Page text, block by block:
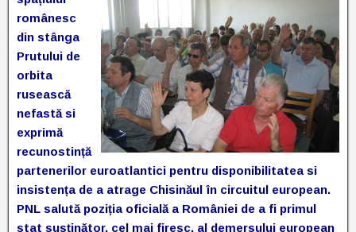
românesc
din stânga
Prutului de
orbita
rusească
nefastă si
exprimă
recunostință
partenerilor euroatlantici pentru disponibilitatea si
insistența de a atrage Chisinăul în circuitul european.
PNL salută poziția oficială a României de a fi primul
stat susținător, cel mai firesc, al demersului european